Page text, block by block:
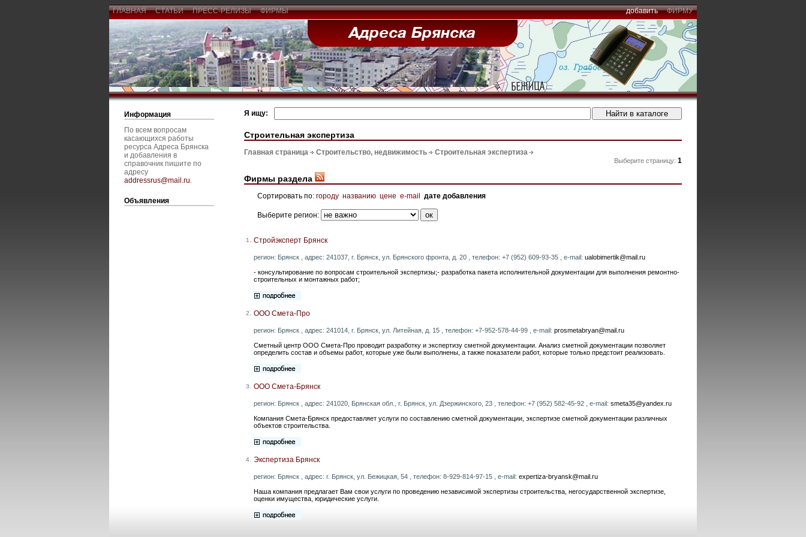
ГЛАВНАЯ СТАТЬИ ПРЕСС-РЕЛИЗЫ ФИРМЫ добавить ФИРМУ
Информация
По всем вопросам
касающихся работы
ресурса Адреса Брянска
и добавления в
справочник пишите по
адресу
addressrus@mail.ru.
Объявления
Я ищу:
Строительная экспертиза
Главная страница Строительство, недвижимость Строительная экспертиза
Выберите страницу: 1
Фирмы раздела
Сортировать по: городу названию цене e-mail дате добавления
Выберите регион:
1. Стройэксперт Брянск
регион: Брянск , адрес: 241037, г. Брянск, ул. Брянского фронта, д. 20 , телефон: +7 (952) 609-93-35 , e-mail: ualobimertik@mail.ru
- консультирование по вопросам строительной экспертизы;- разработка пакета исполнительной документации для выполнения ремонтно-
строительных и монтажных работ;
2. ООО Смета-Про
регион: Брянск , адрес: 241014, г. Брянск, ул. Литейная, д. 15 , телефон: +7-952-578-44-99 , e-mail: prosmetabryan@mail.ru
Сметный центр ООО Смета-Про проводит разработку и экспертизу сметной документации. Анализ сметной документации позволяет
определить состав и объемы работ, которые уже были выполнены, а также показатели работ, которые только предстоит реализовать.
3. ООО Смета-Брянск
регион: Брянск , адрес: 241020, Брянская обл., г. Брянск, ул. Дзержинского, 23 , телефон: +7 (952) 582-45-92 , e-mail: smeta35@yandex.ru
Компания Смета-Брянск предоставляет услуги по составлению сметной документации, экспертизе сметной документации различных
объектов строительства.
4. Экспертиза Брянск
регион: Брянск , адрес: г. Брянск, ул. Бежицкая, 54 , телефон: 8-929-814-97-15 , e-mail: expertiza-bryansk@mail.ru
Наша компания предлагает Вам свои услуги по проведению независимой экспертизы строительства, негосударственной экспертизе,
оценки имущества, юридические услуги.